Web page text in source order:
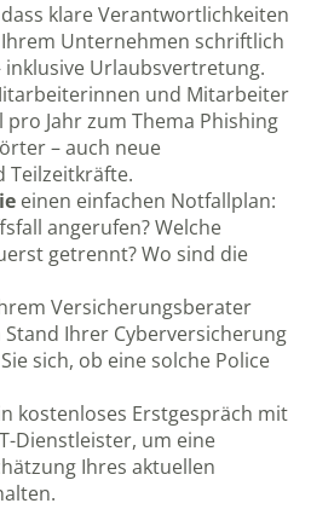
klare Verantwortlichkeiten
Unternehmen schriftlich
inklusive Urlaubsvertretung.
und Mitarbeiter
Jahr zum Thema Phishing
– auch neue
Teilzeitkräfte.
einen einfachen Notfallplan:
angerufen? Welche
getrennt? Wo sind die
Versicherungsberater
Ihrer Cyberversicherung
sich, ob eine solche Police
kostenloses Erstgespräch mit
Dienstleister, um eine
Ihres aktuellen